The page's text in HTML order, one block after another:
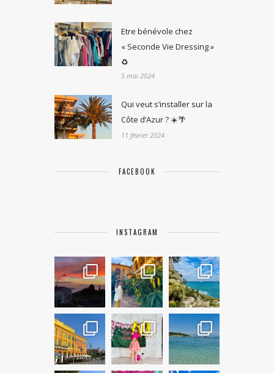
Etre bénévole chez
« Seconde Vie Dressing »
♻️
5 mai 2024
Qui veut s’installer sur la
Côte d’Azur ? ☀️🌴
11 février 2024
FACEBOOK
INSTAGRAM